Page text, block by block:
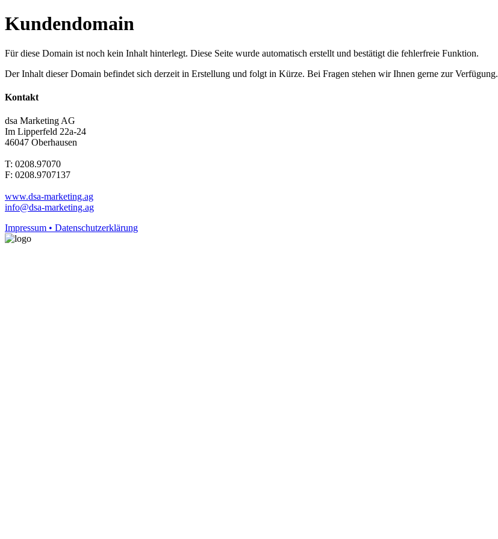
Kundendomain
Für diese Domain ist noch kein Inhalt hinterlegt. Diese Seite wurde automatisch erstellt und bestätigt die fehlerfreie Funktion.
Der Inhalt dieser Domain befindet sich derzeit in Erstellung und folgt in Kürze. Bei Fragen stehen wir Ihnen gerne zur Verfügung.
Kontakt
dsa Marketing AG
Im Lipperfeld 22a-24
46047 Oberhausen
T: 0208.97070
F: 0208.9707137
www.dsa-marketing.ag
info@dsa-marketing.ag
Impressum • Datenschutzerklärung